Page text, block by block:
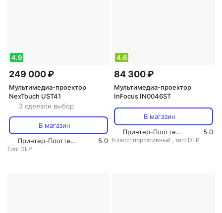
4.9
249 000 ₽
Мультимедиа-проектор
NexTouch UST41
3 сделали выбор
В магазин
Принтер-Плоттер.ру
5.0
Тип: DLP
4.6
84 300 ₽
Мультимедиа-проектор
InFocus IN0046ST
В магазин
Принтер-Плоттер.ру
5.0
Класс: портативный , тип: DLP